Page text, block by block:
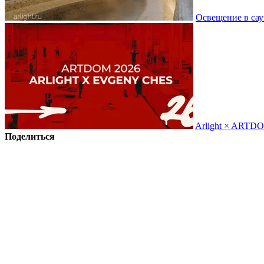
Освещение в
Arlight ×
Поделиться